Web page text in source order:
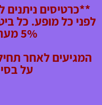
**כרטיסים ניתנים
לפני כל מופע. כל
5% מערך העסקה**
המגיעים לאחר
על